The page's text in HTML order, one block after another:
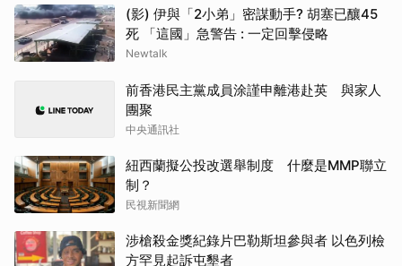
(影) 伊與「2小弟」密謀動手? 胡塞已釀45
死 「這國」急警告 : 一定回擊侵略
Newtalk
前香港民主黨成員涂謹申離港赴英 與家人
團聚
中央通訊社
紐西蘭擬公投改選舉制度 什麼是MMP聯立
制？
民視新聞網
涉槍殺金獎紀錄片巴勒斯坦參與者 以色列檢
方罕見起訴屯墾者